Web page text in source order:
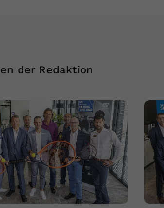
der Redaktion